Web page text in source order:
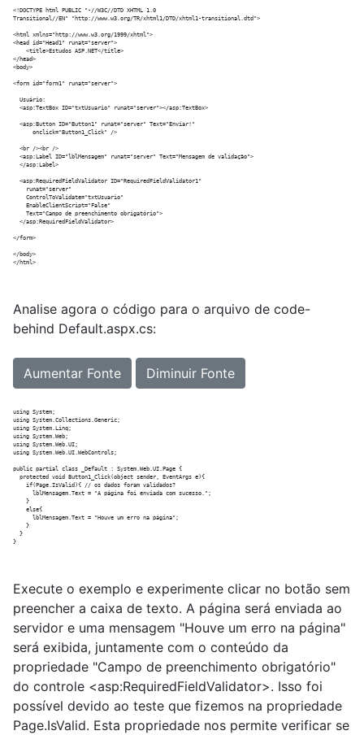
<!DOCTYPE html PUBLIC "-//W3C//DTD XHTML 1.0
Transitional//EN" "http://www.w3.org/TR/xhtml1/DTD/xhtml1-transitional.dtd">
<html xmlns="http://www.w3.org/1999/xhtml">
<head id="Head1" runat="server">
    <title>Estudos ASP.NET</title>
</head>
<body>
<form id="form1" runat="server">
  Usuário:
  <asp:TextBox ID="txtUsuario" runat="server"></asp:TextBox>
  <asp:Button ID="Button1" runat="server" Text="Enviar!"
      onclick="Button1_Click" />
  <br /><br />
  <asp:Label ID="lblMensagem" runat="server" Text="Mensagem de validação">
  </asp:Label>
  <asp:RequiredFieldValidator ID="RequiredFieldValidator1"
    runat="server"
    ControlToValidate="txtUsuario"
    EnableClientScript="False"
    Text="Campo de preenchimento obrigatório">
  </asp:RequiredFieldValidator>
</form>
</body>
Analise agora o código para o arquivo de code-
behind Default.aspx.cs:
Aumentar Fonte Diminuir Fonte
using System;
using System.Collections.Generic;
using System.Linq;
using System.Web;
using System.Web.UI;
using System.Web.UI.WebControls;
public partial class _Default : System.Web.UI.Page {
  protected void Button1_Click(object sender, EventArgs e){
    if(Page.IsValid){ // os dados foram validados?
      lblMensagem.Text = "A página foi enviada com sucesso.";
    }
    else{
      lblMensagem.Text = "Houve um erro na página";
    }
  }
Execute o exemplo e experimente clicar no botão sem
preencher a caixa de texto. A página será enviada ao
servidor e uma mensagem "Houve um erro na página"
será exibida, juntamente com o conteúdo da
propriedade "Campo de preenchimento obrigatório"
do controle <asp:RequiredFieldValidator>. Isso foi
possível devido ao teste que fizemos na propriedade
Page.IsValid. Esta propriedade nos permite verificar se